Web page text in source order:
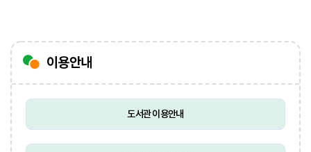
이용안내
도서관 이용안내